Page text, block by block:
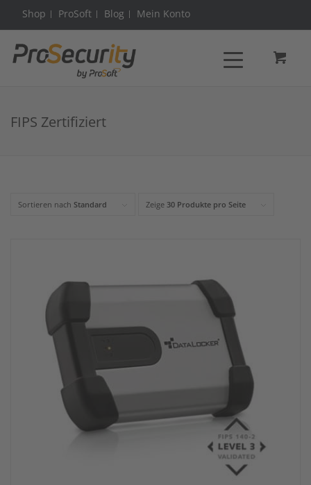
Shop ProSoft Blog Mein Konto
FIPS Zertifiziert
Sortieren nach Standard Zeige 30 Produkte pro Seite